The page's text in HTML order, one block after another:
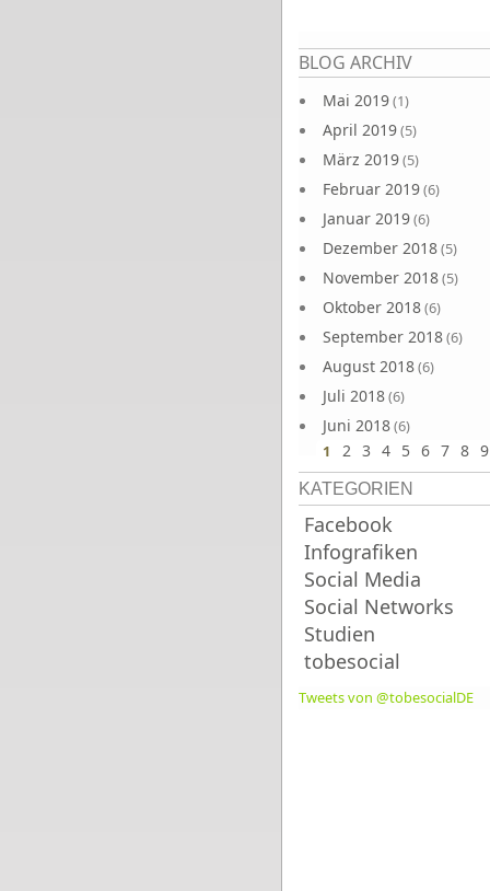
BLOG ARCHIV
Mai 2019(1)
April 2019(5)
März 2019(5)
Februar 2019(6)
Januar 2019(6)
Dezember 2018(5)
November 2018(5)
Oktober 2018(6)
September 2018(6)
August 2018(6)
Juli 2018(6)
Juni 2018(6)
Seiten
1 2 3 4 5 6 7 8 9
KATEGORIEN
Facebook
Infografiken
Social Media
Social Networks
Studien
tobesocial
Tweets von @tobesocialDE